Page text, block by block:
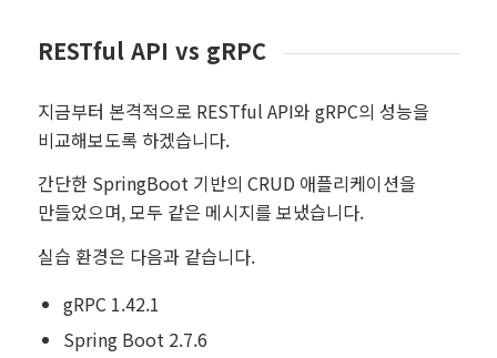
RESTful API vs gRPC
지금부터 본격적으로 RESTful API와 gRPC의 성능을
비교해보도록 하겠습니다.
간단한 SpringBoot 기반의 CRUD 애플리케이션을
만들었으며, 모두 같은 메시지를 보냈습니다.
실습 환경은 다음과 같습니다.
gRPC 1.42.1
Spring Boot 2.7.6